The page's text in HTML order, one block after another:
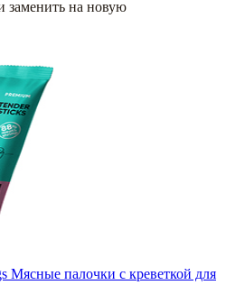
заменить на новую
Мясные палочки с креветкой для